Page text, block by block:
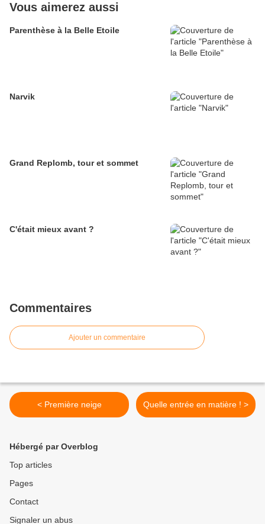
Vous aimerez aussi
Parenthèse à la Belle Etoile
Narvik
Grand Replomb, tour et sommet
C'était mieux avant ?
Commentaires
Ajouter un commentaire
< Première neige Quelle entrée en matière ! >
Hébergé par Overblog
Top articles
Pages
Contact
Signaler un abus